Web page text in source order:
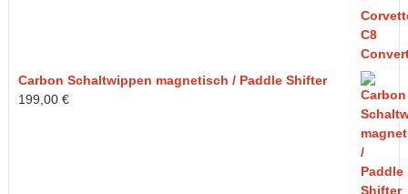
Carbon Schaltwippen magnetisch / Paddle Shifter
199,00 €